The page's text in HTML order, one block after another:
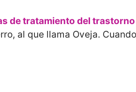
de tratamiento del
al que llama Oveja.